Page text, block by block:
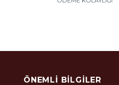
ÖNEMLI BILGILER